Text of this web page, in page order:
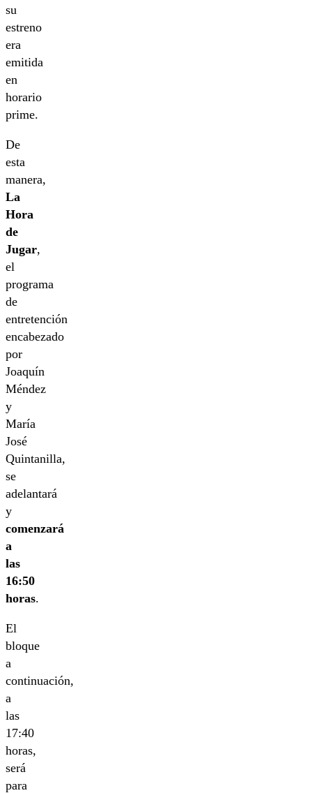
su
estreno
era
emitida
en
horario
prime.
De
esta
manera,
La
Hora
de
Jugar,
el
programa
de
entretención
encabezado
por
Joaquín
Méndez
y
María
José
Quintanilla,
se
adelantará
y
comenzará
a
las
16:50
horas.
El
bloque
a
continuación,
a
las
17:40
horas,
será
para